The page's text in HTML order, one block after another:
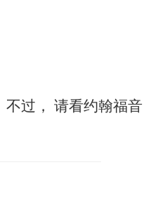
过， 请看约翰福音